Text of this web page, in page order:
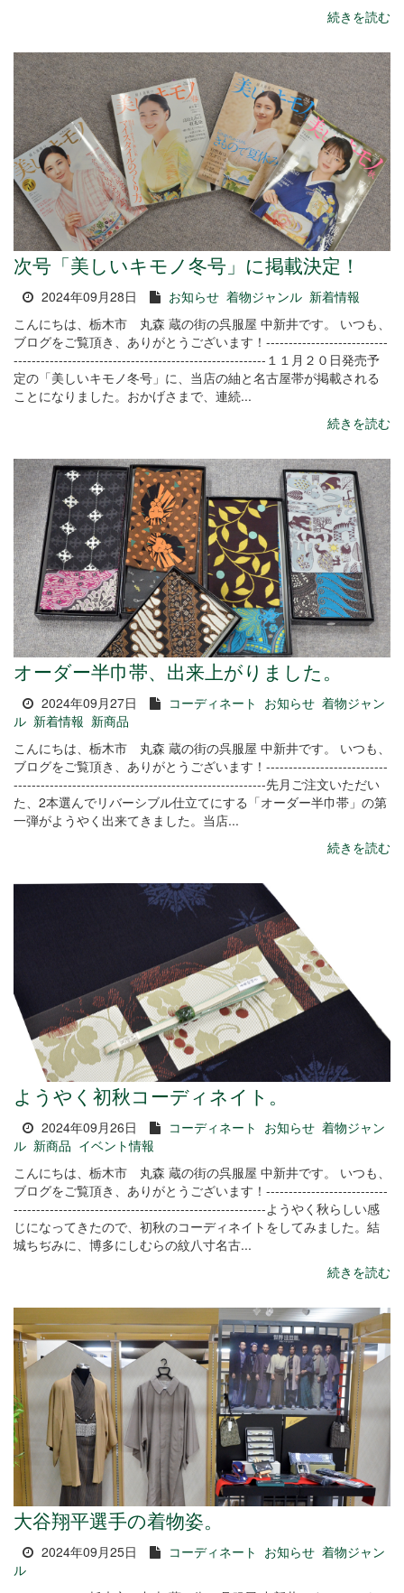
続きを読む
次号「美しいキモノ冬号」に掲載決定！
2024年09月28日 お知らせ 着物ジャンル 新着情報
こんにちは、栃木市 丸森 蔵の街の呉服屋 中新井です。 いつも、
ブログをご覧頂き、ありがとうございます！---------------------------
--------------------------------------------------------１１月２０日発売予
定の「美しいキモノ冬号」に、当店の紬と名古屋帯が掲載される
ことになりました。おかげさまで、連続...
続きを読む
オーダー半巾帯、出来上がりました。
2024年09月27日 コーディネート お知らせ 着物ジャン
ル 新着情報 新商品
こんにちは、栃木市 丸森 蔵の街の呉服屋 中新井です。 いつも、
ブログをご覧頂き、ありがとうございます！---------------------------
--------------------------------------------------------先月ご注文いただい
た、2本選んでリバーシブル仕立てにする「オーダー半巾帯」の第
一弾がようやく出来てきました。当店...
続きを読む
ようやく初秋コーディネイト。
2024年09月26日 コーディネート お知らせ 着物ジャン
ル 新商品 イベント情報
こんにちは、栃木市 丸森 蔵の街の呉服屋 中新井です。 いつも、
ブログをご覧頂き、ありがとうございます！---------------------------
--------------------------------------------------------ようやく秋らしい感
じになってきたので、初秋のコーディネイトをしてみました。結
城ちぢみに、博多にしむらの紋八寸名古...
続きを読む
大谷翔平選手の着物姿。
2024年09月25日 コーディネート お知らせ 着物ジャン
ル